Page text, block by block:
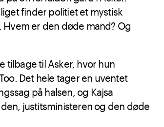
finder politiet et mystisk
er den døde mand? Og
tilbage til Asker, hvor hun
Det hele tager en uventet
på halsen, og Kajsa
justitsministeren og den døde